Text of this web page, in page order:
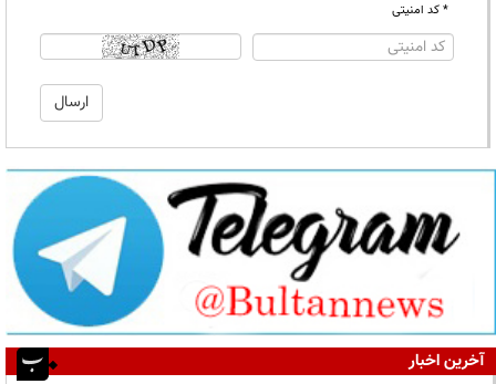
* کد امنیتی
آخرین اخبار